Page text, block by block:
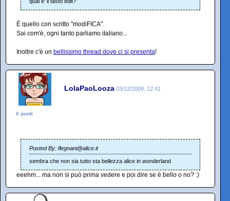
qual e' il tasto edit?
È quello con scritto "modiFICA".
Sai com'è, ogni tanto parliamo italiano...
Inoltre c'è un bellissimo thread dove ci si presenta!
LolaPaoLooza 03/12/2009, 12:41
0 punti
Posted By: flegnani@alice.it
sembra che non sia tutto sta bellezza alice in wonderland
eeehm... ma non si può prima vedere e poi dire se è bello o no? :)